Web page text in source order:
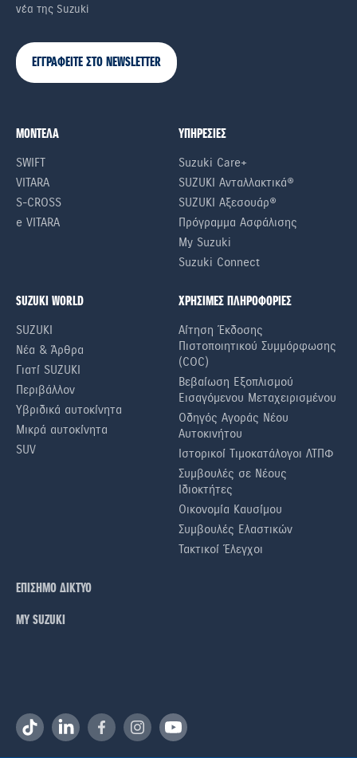
νέα της Suzuki
ΕΓΓΡΑΦΕΙΤΕ ΣΤΟ NEWSLETTER
ΜΟΝΤΕΛΑ
SWIFT
VITARA
S-CROSS
e VITARA
ΥΠΗΡΕΣΙΕΣ
Suzuki Care+
SUZUKI Ανταλλακτικά®
SUZUKI Αξεσουάρ®
Πρόγραμμα Ασφάλισης
My Suzuki
Suzuki Connect
SUZUKI WORLD
SUZUKI
Νέα & Άρθρα
Γιατί SUZUKI
Περιβάλλον
Υβριδικά αυτοκίνητα
Μικρά αυτοκίνητα
SUV
ΧΡΗΣΙΜΕΣ ΠΛΗΡΟΦΟΡΙΕΣ
Αίτηση Έκδοσης
Πιστοποιητικού Συμμόρφωσης
(COC)
Βεβαίωση Εξοπλισμού
Εισαγόμενου Μεταχειρισμένου
Οδηγός Αγοράς Νέου
Αυτοκινήτου
Ιστορικοί Τιμοκατάλογοι ΛΤΠΦ
Συμβουλές σε Nέους
Iδιοκτήτες
Οικονομία Καυσίμου
Συμβουλές Ελαστικών
Τακτικοί Έλεγχοι
ΕΠΙΣΗΜΟ ΔΙΚΤΥΟ
ΜΥ SUZUKI